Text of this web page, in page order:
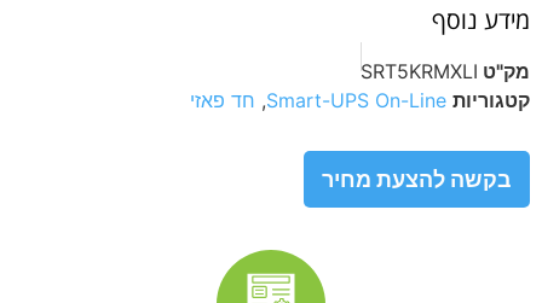
Smart-UPS On-Line
,חד פאזי
להצעת מחיר